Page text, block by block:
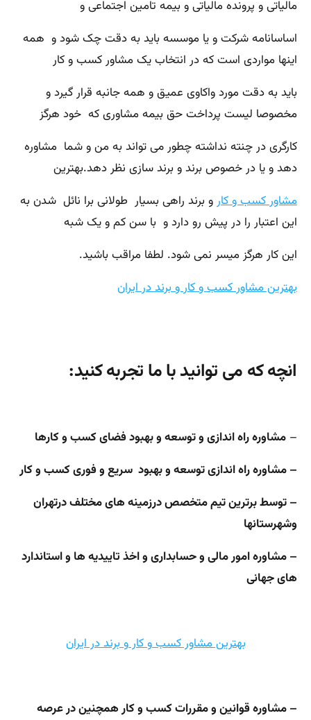
مالیاتی و پرونده مالیاتی و بیمه تامین اجتماعی و
اساسانامه شرکت و یا موسسه باید به دقت چک شود و همه
اینها مواردی است که در انتخاب یک مشاور کسب و کار
باید به دقت مورد واکاوی عمیق و همه جانبه قرار گیرد و
مخصوصا لیست پرداخت حق بیمه مشاوری که خود هرگز
کارگری در چنته نداشته چطور می تواند به من و شما مشاوره
دهد و یا در خصوص برند و برند سازی نظر دهد.بهترین
مشاور کسب و کارو برند راهی بسیار طولانی برا نائل شدن به
این اعتبار را در پیش رو دارد و با سن کم و یک شبه
این کار هرگز میسر نمی شود. لطفا مراقب باشید.
بهترین مشاور کسب و کار و برند در ایران
انچه که می توانید با ما تجربه کنید:
– مشاوره راه اندازی و توسعه و بهبود فضای کسب و کارها
– مشاوره راه اندازی توسعه و بهبود سریع و فوری کسب و کار
– توسط برترین تیم متخصص درزمینه های مختلف درتهران
وشهرستانها
– مشاوره امور مالی و حسابداری و اخذ تاییدیه ها و استاندارد
های جهانی
بهترین مشاور کسب و کار و برند در ایران
– مشاوره قوانین و مقررات کسب و کار همچنین در عرصه